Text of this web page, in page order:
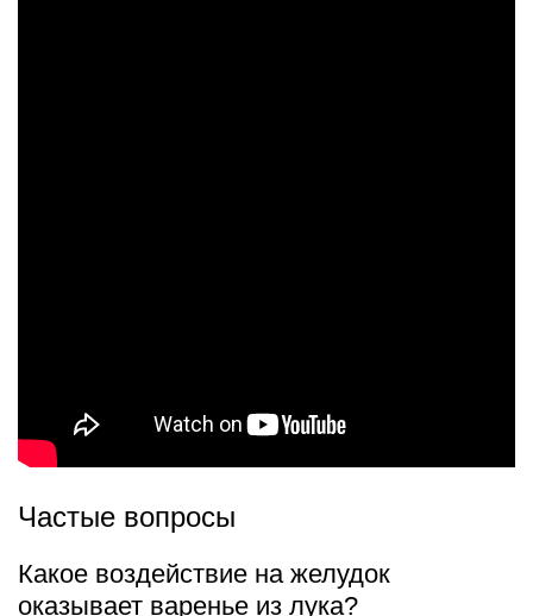
Частые вопросы
Какое воздействие на желудок
оказывает варенье из лука?